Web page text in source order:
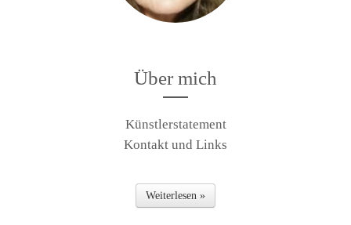
Über mich
Künstlerstatement
Kontakt und Links
Weiterlesen »